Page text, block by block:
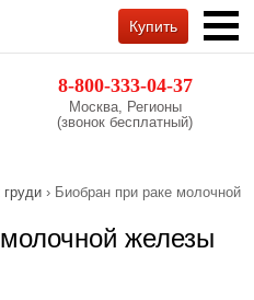
8-800-333-04-37
Москва, Регионы
(звонок бесплатный)
Купить
груди › Биобран при раке молочной
железы